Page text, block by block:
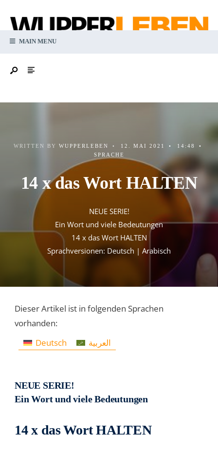
MAIN MENU
WRITTEN BY WUPPERLEBEN • 12. MAI 2021 • 14:48
•
SPRACHE
14 x das Wort HALTEN
NEUE SERIE!
Ein Wort und viele Bedeutungen
14 x das Wort HALTEN
Sprachversionen: Deutsch | Arabisch
Dieser Artikel ist in folgenden Sprachen
vorhanden:
Deutsch
العربية
NEUE SERIE!
Ein Wort und viele Bedeutungen
14 x das Wort HALTEN